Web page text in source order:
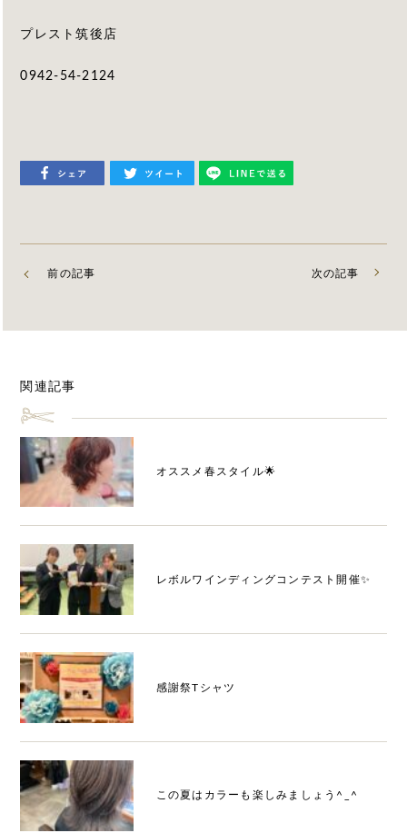
プレスト筑後店
0942-54-2124
前の記事 次の記事
関連記事
オススメ春スタイル🌟
レボルワインディングコンテスト開催✨
感謝祭Tシャツ
この夏はカラーも楽しみましょう^_^